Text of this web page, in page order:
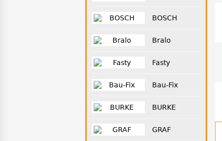
BOSCH
Bralo
Fasty
Bau-Fix
BURKE
GRAF